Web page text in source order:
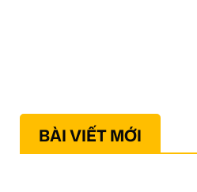
BÀI VIẾT MỚI